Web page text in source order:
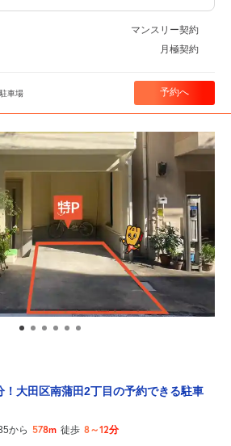
マンスリー契約
月極契約
車場 予約へ
！大田区南蒲田2丁目の予約できる駐車
から 578m 徒歩 8～12分